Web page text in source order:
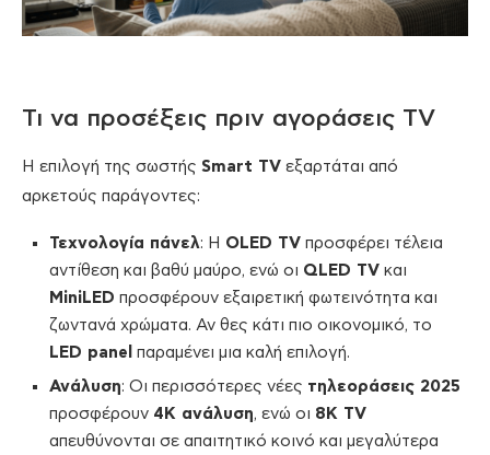
Τι να προσέξεις πριν αγοράσεις TV
Η επιλογή της σωστής Smart TV εξαρτάται από
αρκετούς παράγοντες:
Τεχνολογία πάνελ: Η OLED TV προσφέρει τέλεια
αντίθεση και βαθύ μαύρο, ενώ οι QLED TV και
MiniLED προσφέρουν εξαιρετική φωτεινότητα και
ζωντανά χρώματα. Αν θες κάτι πιο οικονομικό, το
LED panel παραμένει μια καλή επιλογή.
Ανάλυση: Οι περισσότερες νέες τηλεοράσεις 2025
προσφέρουν 4K ανάλυση, ενώ οι 8K TV
απευθύνονται σε απαιτητικό κοινό και μεγαλύτερα